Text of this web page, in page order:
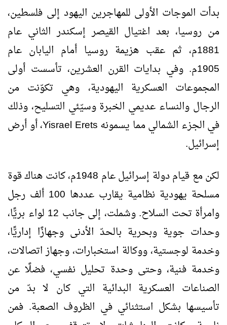
بدأت الموجات الأولى للمهاجرين اليهود إلى فلسطين،
من روسيا، بعد اغتيال القيصر إسكندر الثاني عام
1881م، ثم عقب هزيمة روسيا أمام اليابان عام
1905م. وفي بدايات القرن العشرين، تأسست أولى
المجموعات العسكرية اليهودية، وهي تكوّنت من
الرجال والنساء عديمي الخبرة وسيّئي التسليح، وذلك
في الجزء الشمالي مما يسمونهYisrael Erets، أو أرض
إسرائيل.
لكن مع قيام دولة إسرائيل عام 1948م، كانت هناك قوة
مسلحة يهودية نظامية يقارب عددها 100 ألف رجل
وامرأة تحت السلاح. وشملت، إلى جانب 12 لواء بريًّا،
وحدات جوية وبحرية بالحدّ الأدنى وجهازًا إداريًّا،
وخدمة لوجستية، ووكالة استخبارات، وجهاز اتصالات،
وخدمة فنية، وحتى وحدة تحليل نفسي، فضلًا عن
الصناعات العسكرية البدائية التي كان لا بدّ من
تأسيسها بشكل استثنائي في الظروف الصعبة. فمن